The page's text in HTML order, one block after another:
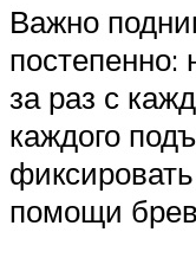
Важно
за раз с
каждого
помощи